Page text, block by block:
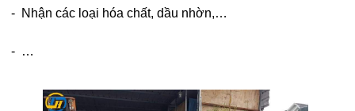
- Nhận các loại hóa chất, dầu nhờn,…
- …